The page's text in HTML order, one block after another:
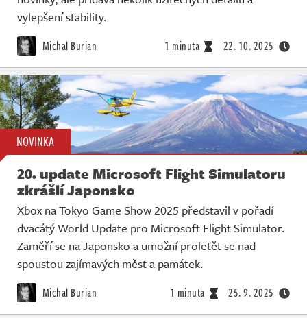
vylepšení stability.
Michal Burian 1 minuta 22. 10. 2025
NOVINKA
20. update Microsoft Flight Simulatoru
zkrášlí Japonsko
Xbox na Tokyo Game Show 2025 představil v pořadí
dvacátý World Update pro Microsoft Flight Simulator.
Zaměří se na Japonsko a umožní proletět se nad
spoustou zajímavých měst a památek.
Michal Burian 1 minuta 25. 9. 2025